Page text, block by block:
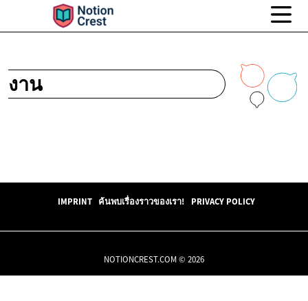
งาน
IMPRINT ค้นพบเรื่องราวของเรา! PRIVACY POLICY
NOTIONCREST.COM © 2026